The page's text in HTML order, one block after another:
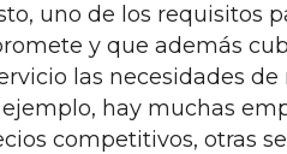
uno de los requisitos
y que además
las necesidades
hay muchas
competitivos, otras